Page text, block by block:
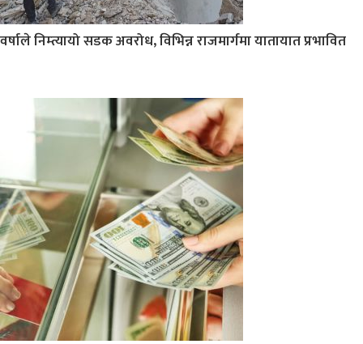
वर्षाले निम्त्यायो सडक अवरोध, विभिन्न राजमार्गमा यातायात प्रभावित